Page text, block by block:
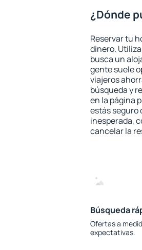
¿Dónde
Reservar tu
dinero.
busca un
gente suele
viajeros
búsqueda y
en la página
estás seguro
inesperada,
cancelar la
Búsqueda
Ofertas a
expectativas.